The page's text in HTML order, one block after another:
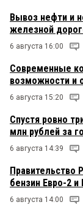
Вывоз нефти и
железной
6 августа 16:00
Современные
возможности и
6 августа 15:20
Спустя ровно
млн рублей за
6 августа 14:39
Правительство
бензин Евро-2 и
6 августа 14:00